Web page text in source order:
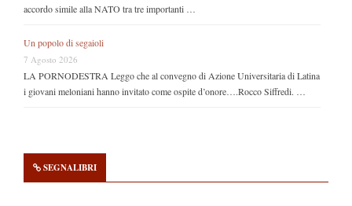
accordo simile alla NATO tra tre importanti …
Un popolo di segaioli
7 Agosto 2026
LA PORNODESTRA Leggo che al convegno di Azione Universitaria di Latina
i giovani meloniani hanno invitato come ospite d’onore….Rocco Siffredi. …
SEGNALIBRI